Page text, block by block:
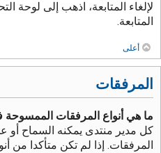
لإلغاء المتابعة، اذهب إلى لوحة
المتابعة.
أعلى
المرفقات
ما هي أنواع المرفقات الممسوحة
كل مدير منتدى يمكنه السماح أو
المرفقات. إذا لم تكن متأكدا من